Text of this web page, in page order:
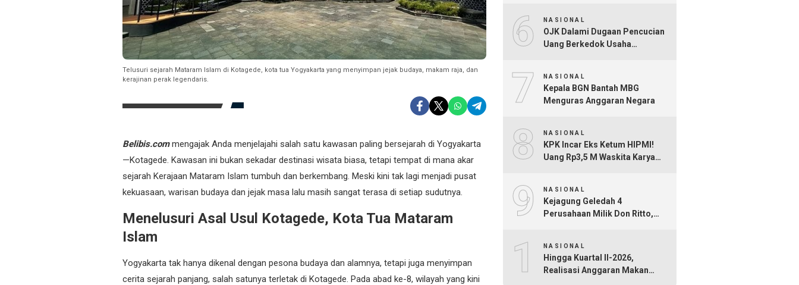
Telusuri sejarah Mataram Islam di Kotagede, kota tua Yogyakarta yang menyimpan jejak budaya, makam raja, dan
kerajinan perak legendaris.
Belibis.commengajak Anda menjelajahi salah satu kawasan paling bersejarah di Yogyakarta
—Kotagede. Kawasan ini bukan sekadar destinasi wisata biasa, tetapi tempat di mana akar
sejarah Kerajaan Mataram Islam tumbuh dan berkembang. Meski kini tak lagi menjadi pusat
kekuasaan, warisan budaya dan jejak masa lalu masih sangat terasa di setiap sudutnya.
Menelusuri Asal Usul Kotagede, Kota Tua Mataram
Islam
Yogyakarta tak hanya dikenal dengan pesona budaya dan alamnya, tetapi juga menyimpan
cerita sejarah panjang, salah satunya terletak di Kotagede. Pada abad ke-8, wilayah yang kini
6 NASIONAL
OJK Dalami Dugaan Pencucian
Uang Berkedok Usaha
7 NASIONAL
Kepala BGN Bantah MBG
Menguras Anggaran Negara
8 NASIONAL
KPK Incar Eks Ketum HIPMI!
Uang Rp3,5 M Waskita Karya
9 NASIONAL
Kejagung Geledah 4
Perusahaan Milik Don Ritto,
10NASIONAL
Hingga Kuartal II-2026,
Realisasi Anggaran Makan